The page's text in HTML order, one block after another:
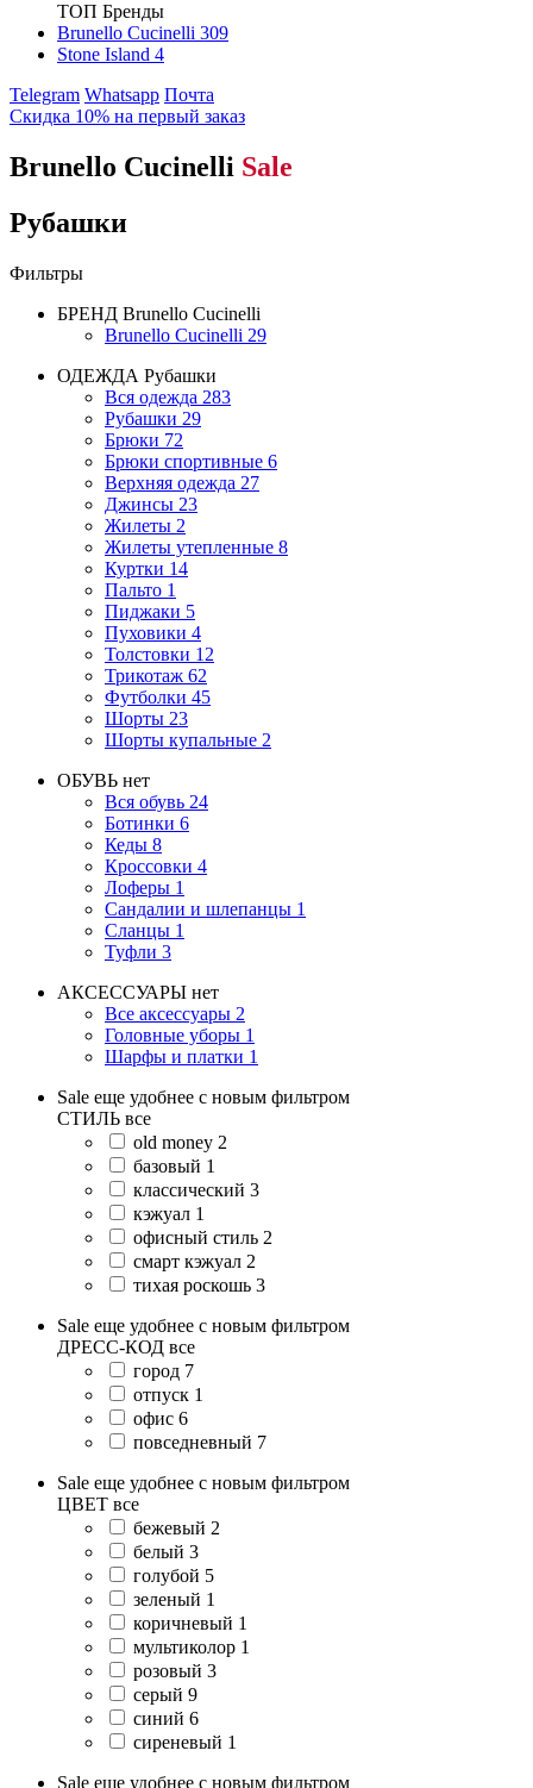
ТОП Бренды
Brunello Cucinelli 309
Stone Island 4
Telegram Whatsapp Почта
Скидка 10% на первый заказ
Brunello Cucinelli Sale
Рубашки
Фильтры
БРЕНД Brunello Cucinelli
Brunello Cucinelli 29
ОДЕЖДА Рубашки
Вся одежда 283
Рубашки 29
Брюки 72
Брюки спортивные 6
Верхняя одежда 27
Джинсы 23
Жилеты 2
Жилеты утепленные 8
Куртки 14
Пальто 1
Пиджаки 5
Пуховики 4
Толстовки 12
Трикотаж 62
Футболки 45
Шорты 23
Шорты купальные 2
ОБУВЬ нет
Вся обувь 24
Ботинки 6
Кеды 8
Кроссовки 4
Лоферы 1
Сандалии и шлепанцы 1
Сланцы 1
Туфли 3
АКСЕССУАРЫ нет
Все аксессуары 2
Головные уборы 1
Шарфы и платки 1
Sale еще удобнее с новым фильтром
СТИЛЬ все
old money 2
базовый 1
классический 3
кэжуал 1
офисный стиль 2
смарт кэжуал 2
тихая роскошь 3
Sale еще удобнее с новым фильтром
ДРЕСС-КОД все
город 7
отпуск 1
офис 6
повседневный 7
Sale еще удобнее с новым фильтром
ЦВЕТ все
бежевый 2
белый 3
голубой 5
зеленый 1
коричневый 1
мультиколор 1
розовый 3
серый 9
синий 6
сиреневый 1
Sale еще удобнее с новым фильтром